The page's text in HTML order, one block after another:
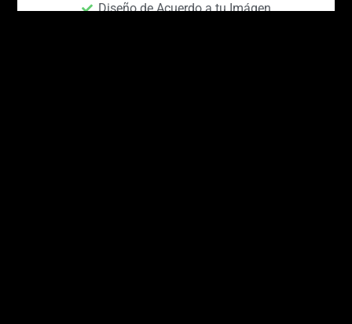
Diseño de Acuerdo a tu Imágen